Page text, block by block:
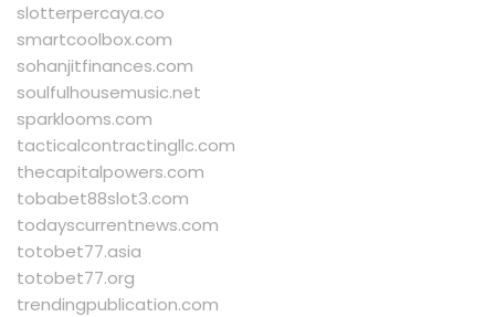
slotterpercaya.co
smartcoolbox.com
sohanjitfinances.com
soulfulhousemusic.net
sparklooms.com
tacticalcontractingllc.com
thecapitalpowers.com
tobabet88slot3.com
todayscurrentnews.com
totobet77.asia
totobet77.org
trendingpublication.com